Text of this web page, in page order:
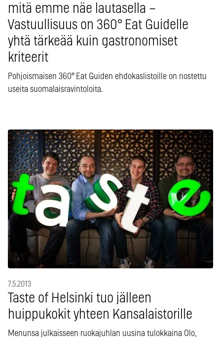
mitä emme näe lautasella –
Vastuullisuus on 360° Eat Guidelle
yhtä tärkeää kuin gastronomiset
kriteerit
Pohjoismaisen 360° Eat Guiden ehdokaslistoille on nostettu
useita suomalaisravintoloita.
7.5.2013
Taste of Helsinki tuo jälleen
huippukokit yhteen Kansalaistorille
Menunsa julkaisseen ruokajuhlan uusina tulokkaina Olo,